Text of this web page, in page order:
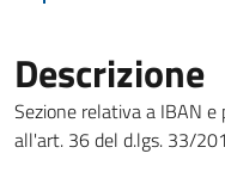
Descrizione
Sezione relativa a IBAN
all'art. 36 del d.lgs. 33/